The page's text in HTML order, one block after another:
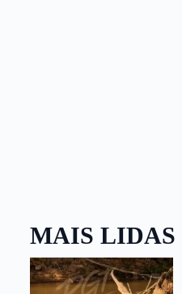
MAIS LIDAS